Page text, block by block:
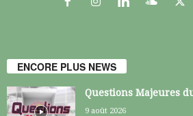
ENCORE PLUS NEWS
Questions Majeures
9 août 2026